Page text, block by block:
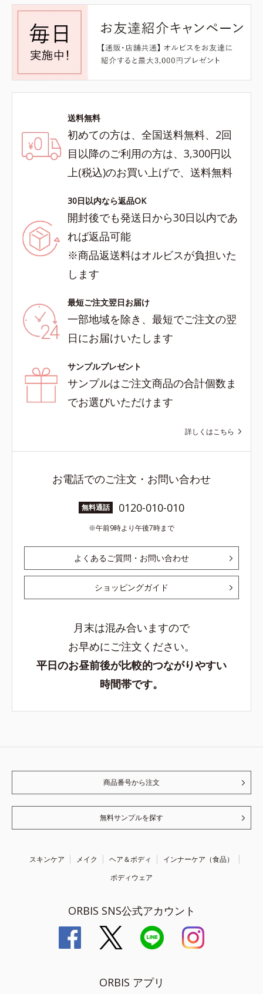
送料無料
初めての方は、全国送料無料、2回
目以降のご利用の方は、3,300円以
上(税込)のお買い上げで、送料無料
30日以内なら返品OK
開封後でも発送日から30日以内であ
れば返品可能
※商品返送料はオルビスが負担いた
します
最短ご注文翌日お届け
一部地域を除き、最短でご注文の翌
日にお届けいたします
サンプルプレゼント
サンプルはご注文商品の合計個数ま
でお選びいただけます
詳しくはこちら
お電話でのご注文・お問い合わせ
無料通話 0120-010-010
午前9時より午後7時まで
よくあるご質問・お問い合わせ
ショッピングガイド
月末は混み合いますので
お早めにご注文ください。
平日のお昼前後が比較的つながりやすい
時間帯です。
商品番号から注文
無料サンプルを探す
スキンケア メイク ヘア＆ボディ
インナーケア（食品）
ボディウェア
ORBIS SNS公式アカウント
ORBIS アプリ